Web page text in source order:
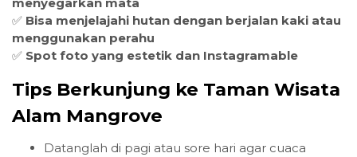
✅ Bisa menjelajahi hutan dengan berjalan kaki atau
menggunakan perahu
✅ Spot foto yang estetik dan Instagramable
Tips Berkunjung ke Taman Wisata
Alam Mangrove
Datanglah di pagi atau sore hari agar cuaca